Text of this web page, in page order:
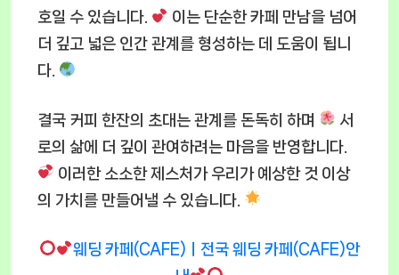
호일 수 있습니다.
이는 단순한 카페 만남을 넘어
더 깊고 넓은 인간 관계를 형성하는 데 도움이 됩니
다.
결국 커피 한잔의 초대는 관계를 돈독히 하며
서
로의 삶에 더 깊이 관여하려는 마음을 반영합니다.
이러한 소소한 제스처가 우리가 예상한 것 이상
의 가치를 만들어낼 수 있습니다.
웨딩 카페(CAFE)ㅣ전국 웨딩 카페(CAFE)안